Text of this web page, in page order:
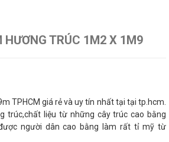
HƯƠNG TRÚC 1M2 X 1M9
TPHCM giá rẻ và uy tín nhất tại tại tp.hcm.
trúc,chất liệu từ những cây trúc cao bằng
người dân cao bằng làm rất tỉ mỹ từ